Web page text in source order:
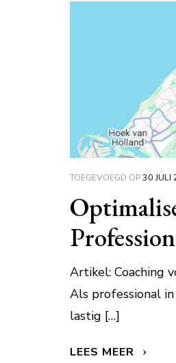
TOEGEVOEGD OP30 JULI
Artikel: Coaching
Als professional
lastig […]
LEES MEER